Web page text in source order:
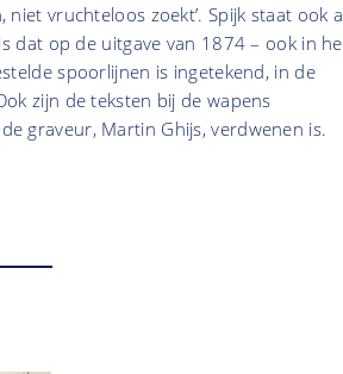
vruchteloos zoekt’. Spijk staat ook
dat op de uitgave van 1874 – ook in
spoorlijnen is ingetekend, in de
zijn de teksten bij de wapens
graveur, Martin Ghijs, verdwenen is.